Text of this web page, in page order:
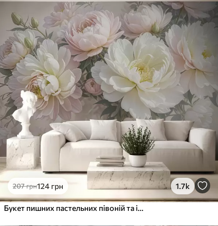
Стандарт
831 499 грн/м²
Преміум
1066640грн /м²
Преміум Вініл
1216730грн /м²
Peel and Stick
1458875 /м²
207грн124 грн 1.7k